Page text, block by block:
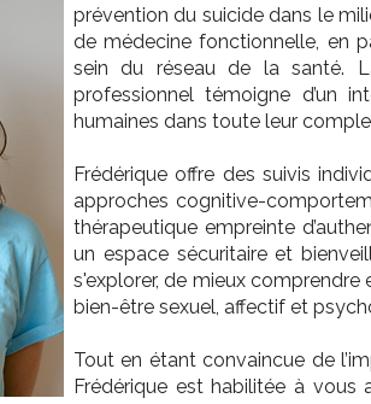
prévention du suicide dans le
de médecine fonctionnelle, en
sein du réseau de la santé.
professionnel témoigne d’un
humaines dans toute leur
Frédérique offre des suivis
approches cognitive-
thérapeutique empreinte
un espace sécuritaire et
s'explorer, de mieux
bien-être sexuel, affectif et
Tout en étant convaincue de
Frédérique est habilitée à vous